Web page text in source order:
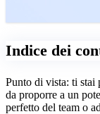
Indice dei
Punto di vista: ti stai
da proporre a un
perfetto del team o